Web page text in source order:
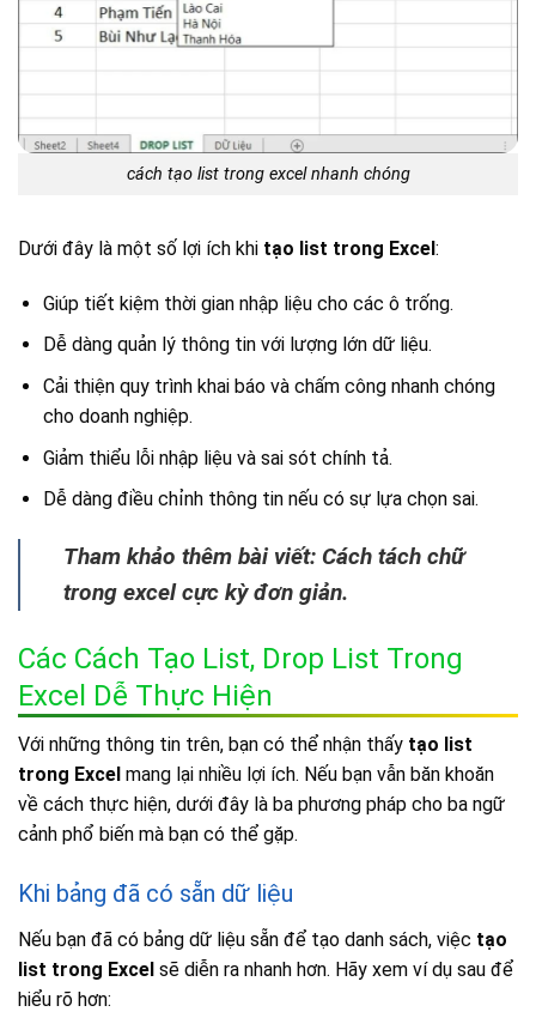
cách tạo list trong excel nhanh chóng
Dưới đây là một số lợi ích khi tạo list trong Excel:
Giúp tiết kiệm thời gian nhập liệu cho các ô trống.
Dễ dàng quản lý thông tin với lượng lớn dữ liệu.
Cải thiện quy trình khai báo và chấm công nhanh chóng
cho doanh nghiệp.
Giảm thiểu lỗi nhập liệu và sai sót chính tả.
Dễ dàng điều chỉnh thông tin nếu có sự lựa chọn sai.
Tham khảo thêm bài viết: Cách tách chữ
trong excel cực kỳ đơn giản.
Các Cách Tạo List, Drop List Trong
Excel Dễ Thực Hiện
Với những thông tin trên, bạn có thể nhận thấy tạo list
trong Excel mang lại nhiều lợi ích. Nếu bạn vẫn băn khoăn
về cách thực hiện, dưới đây là ba phương pháp cho ba ngữ
cảnh phổ biến mà bạn có thể gặp.
Khi bảng đã có sẵn dữ liệu
Nếu bạn đã có bảng dữ liệu sẵn để tạo danh sách, việc tạo
list trong Excel sẽ diễn ra nhanh hơn. Hãy xem ví dụ sau để
hiểu rõ hơn: